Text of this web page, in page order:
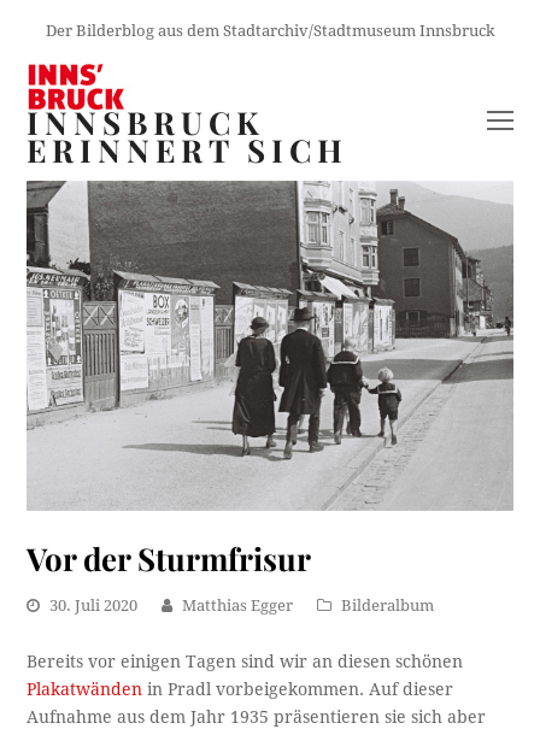
Der Bilderblog aus dem Stadtarchiv/Stadtmuseum Innsbruck
INNSBRUCK
ERINNERT SICH
Vor der Sturmfrisur
30. Juli 2020 Matthias Egger Bilderalbum
Bereits vor einigen Tagen sind wir an diesen schönen
Plakatwänden in Pradl vorbeigekommen. Auf dieser
Aufnahme aus dem Jahr 1935 präsentieren sie sich aber